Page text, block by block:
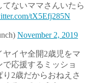
ないママさんいたら
tX5Efj285N
November 2, 2019
イヤ全開2歳児をマ
応援するミッショ
2歳だからおねえさ